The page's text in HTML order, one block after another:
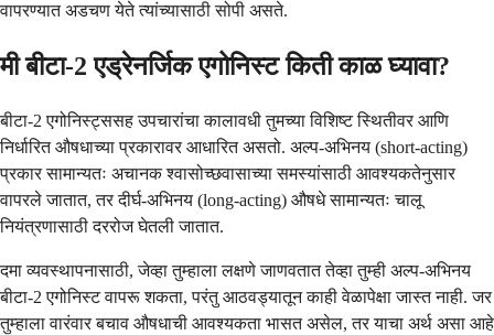
वापरण्यात अडचण येते त्यांच्यासाठी सोपी असते.
मी बीटा-2 एड्रेनर्जिक एगोनिस्ट किती काळ घ्यावा?
बीटा-2 एगोनिस्ट्ससह उपचारांचा कालावधी तुमच्या विशिष्ट स्थितीवर आणि
निर्धारित औषधाच्या प्रकारावर आधारित असतो. अल्प-अभिनय (short-acting)
प्रकार सामान्यतः अचानक श्वासोच्छवासाच्या समस्यांसाठी आवश्यकतेनुसार
वापरले जातात, तर दीर्घ-अभिनय (long-acting) औषधे सामान्यतः चालू
नियंत्रणासाठी दररोज घेतली जातात.
दमा व्यवस्थापनासाठी, जेव्हा तुम्हाला लक्षणे जाणवतात तेव्हा तुम्ही अल्प-अभिनय
बीटा-2 एगोनिस्ट वापरू शकता, परंतु आठवड्यातून काही वेळापेक्षा जास्त नाही. जर
तुम्हाला वारंवार बचाव औषधाची आवश्यकता भासत असेल, तर याचा अर्थ असा आहे